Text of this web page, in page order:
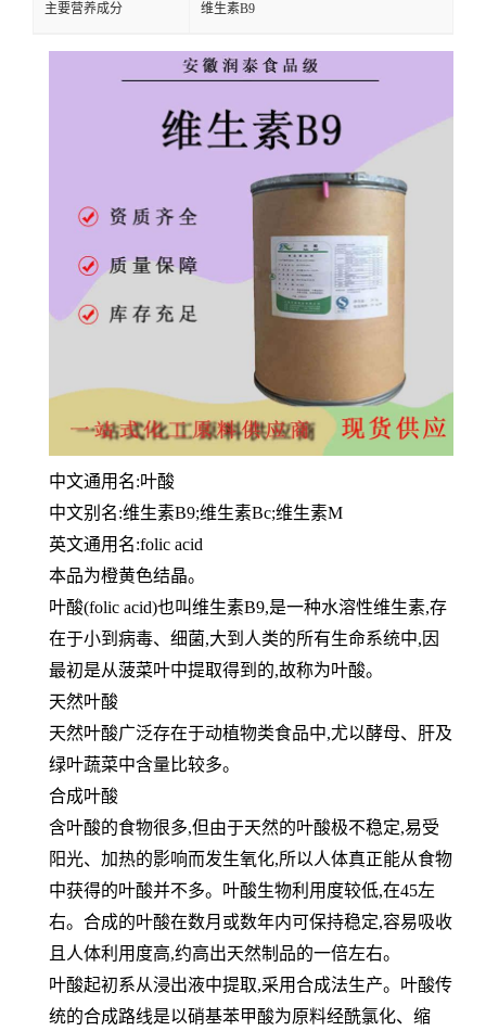
主要营养成分 维生素B9
中文通用名:叶酸
中文别名:维生素B9;维生素Bc;维生素M
英文通用名:folic acid
本品为橙黄色结晶。
叶酸(folic acid)也叫维生素B9,是一种水溶性维生素,存
在于小到病毒、细菌,大到人类的所有生命系统中,因
最初是从菠菜叶中提取得到的,故称为叶酸。
天然叶酸
天然叶酸广泛存在于动植物类食品中,尤以酵母、肝及
绿叶蔬菜中含量比较多。
合成叶酸
含叶酸的食物很多,但由于天然的叶酸极不稳定,易受
阳光、加热的影响而发生氧化,所以人体真正能从食物
中获得的叶酸并不多。叶酸生物利用度较低,在45左
右。合成的叶酸在数月或数年内可保持稳定,容易吸收
且人体利用度高,约高出天然制品的一倍左右。
叶酸起初系从浸出液中提取,采用合成法生产。叶酸传
统的合成路线是以硝基苯甲酸为原料经酰氯化、缩